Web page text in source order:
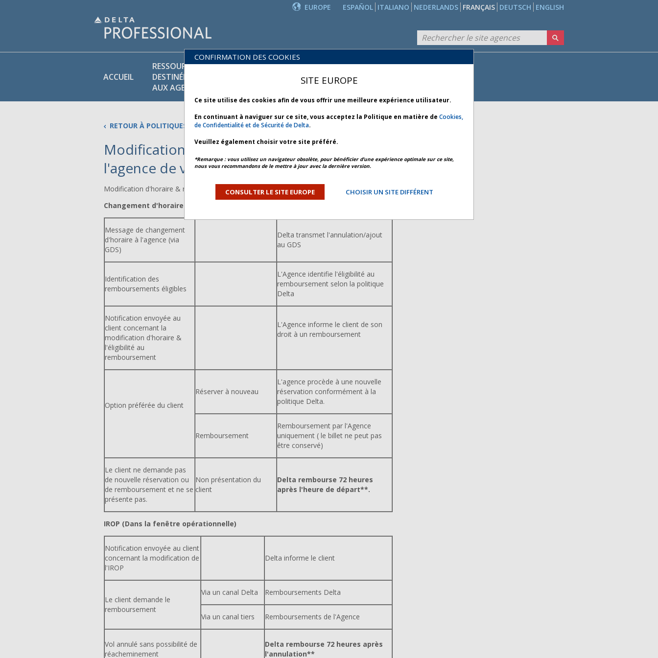
ENGLISH
DEUTSCH
FRANÇAIS
NEDERLANDS
ITALIANO
ESPAÑOL
EUROPE
ACCUEIL
RESSOURCES
DESTINÉES
AUX AGENTS
PRODUITS
ET
RETOUR À POLITIQUES COMMERCIALES
Modification d'horaire et responsabilité de
l'agence de voyages en cas d'IROP
Modification d'horaire & responsabilité de l'agence de voyages en cas d'IROP*
Changement d'horaire ( hors fenêtre opérationnelle)
Message de changement
d'horaire à l'agence (via
GDS)
Delta transmet l'annulation/ajout
au GDS
Identification des
remboursements éligibles
L'Agence identifie l'éligibilité au
remboursement selon la politique
Delta
Notification envoyée au
client concernant la
modification d'horaire &
l'éligibilité au
remboursement
L'Agence informe le client de son
droit à un remboursement
Option préférée du client
Réserver à nouveau
L'agence procède à une nouvelle
réservation conformément à la
politique Delta.
Remboursement
Remboursement par l'Agence
uniquement ( le billet ne peut pas
être conservé)
Le client ne demande pas
de nouvelle réservation ou
de remboursement et ne se
présente pas.
Non présentation du
client
Delta rembourse 72 heures
après l'heure de départ**.
IROP (Dans la fenêtre opérationnelle)
Notification envoyée au client
concernant la modification de
l'IROP
Delta informe le client
Le client demande le
remboursement
Via un canal Delta Remboursements Delta
Via un canal tiers Remboursements de l'Agence
Vol annulé sans possibilité de
réacheminement
Delta rembourse 72 heures après
l'annulation**
CONFIRMATION DES COOKIES
SITE EUROPE
Ce site utilise des cookies afin de vous offrir une meilleure expérience utilisateur.
En continuant à naviguer sur ce site, vous acceptez la Politique en matière de Cookies,
de Confidentialité et de Sécurité de Delta.
Veuillez également choisir votre site préféré.
*Remarque : vous utilisez un navigateur obsolète, pour bénéficier d’une expérience optimale sur ce site,
nous vous recommandons de le mettre à jour avec la dernière version.
CONSULTER LE SITE EUROPE CHOISIR UN SITE DIFFÉRENT